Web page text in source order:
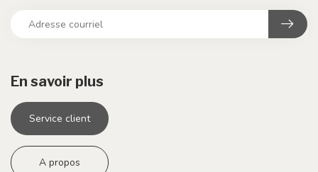
En savoir plus
Service client
A propos